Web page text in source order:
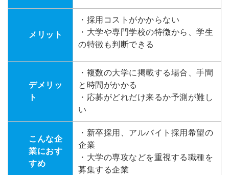
メリット
・採用コストがかからない
・大学や専門学校の特徴から、学生
の特徴も判断できる
デメリッ
ト
・複数の大学に掲載する場合、手間
と時間がかかる
・応募がどれだけ来るか予測が難し
い
こんな企
業におす
すめ
・新卒採用、アルバイト採用希望の
企業
・大学の専攻などを重視する職種を
募集する企業